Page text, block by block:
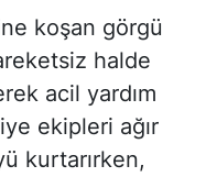
koşan görgü
halde
acil yardım
ekipleri ağır
kurtarırken,